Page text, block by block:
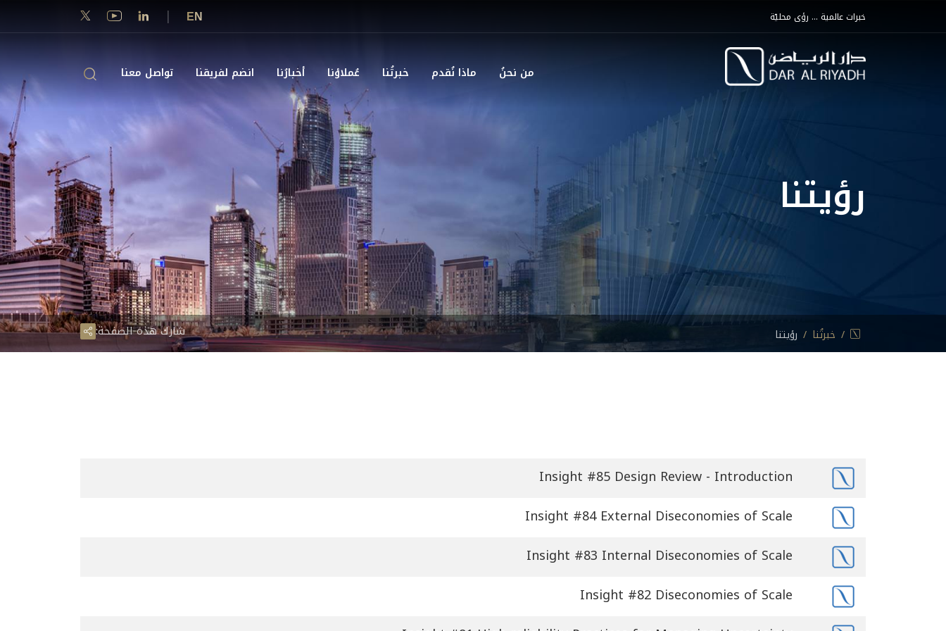
خبرات عالمية ... رؤى محليّة EN
|
من نحنُ ماذا نُقدم خبرتُنا عُملاؤنا أخبارُنا انضم لفريقنا تواصل معنا
رؤيتنا
خبرتُنا رؤيتنا شارك هذه الصفحة:
Insight #85 Design Review - Introduction
Insight #84 External Diseconomies of Scale
Insight #83 Internal Diseconomies of Scale
Insight #82 Diseconomies of Scale